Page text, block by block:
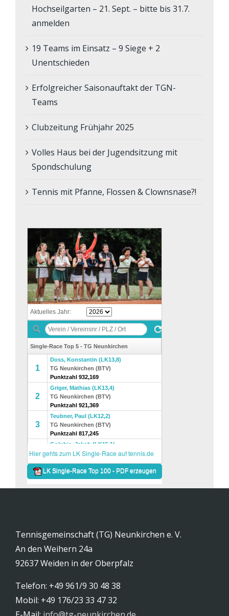
Hochseilgarten – 21. Sept. – bitte bis 31.7.
anmelden
19 Teams im Einsatz – 9 Siege + 2
Unentschieden
Erfolgreicher Saisonauftakt der TGN-
Teams
Clubzeitung Frühjahr 2025
Volles Haus bei der Jugendsitzung mit
Spondschulung
Tennis mit Pfanne, Flossen & Clownsnase?!
Tennisgemeinschaft (TG) Neunkirchen e. V.
An den Weihern 24a
92637 Weiden in der Oberpfalz
Telefon: +49 961/9 30 48 38
Mobil: +49 176/23 33 47 32